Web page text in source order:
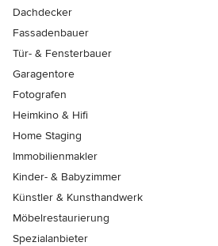
Dachdecker
Fassadenbauer
Tür- & Fensterbauer
Garagentore
Fotografen
Heimkino & Hifi
Home Staging
Immobilienmakler
Kinder- & Babyzimmer
Künstler & Kunsthandwerk
Möbelrestaurierung
Spezialanbieter